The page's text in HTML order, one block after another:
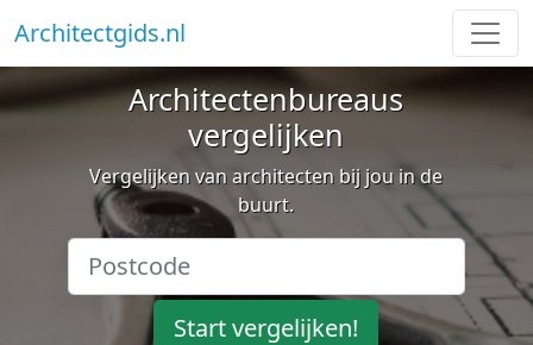
Architectgids.nl
Architectenbureaus
vergelijken
Vergelijken van architecten bij jou in de
buurt.
Start vergelijken!